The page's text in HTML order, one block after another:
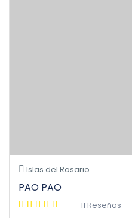
Islas del Rosario
PAO PAO
11 Reseñas